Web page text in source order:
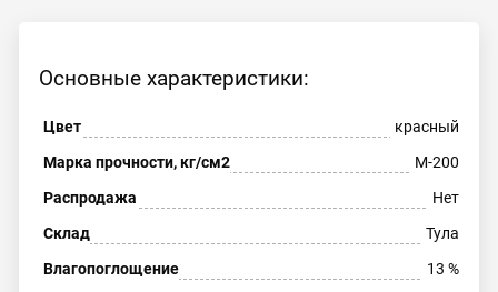
Основные характеристики:
Цвет
красный
Марка прочности, кг/см2
М-200
Распродажа
Нет
Склад
Тула
Влагопоглощение
13 %